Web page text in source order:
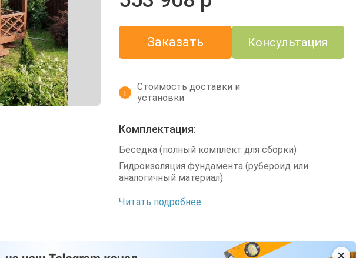
Заказать Консультация
i
Стоимость доставки и
установки
Комплектация:
Беседка (полный комплект для сборки)
Гидроизоляция фундамента (рубероид или
аналогичный материал)
Читать подробнее